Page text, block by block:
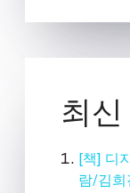
최신
[책] 디
람/김희